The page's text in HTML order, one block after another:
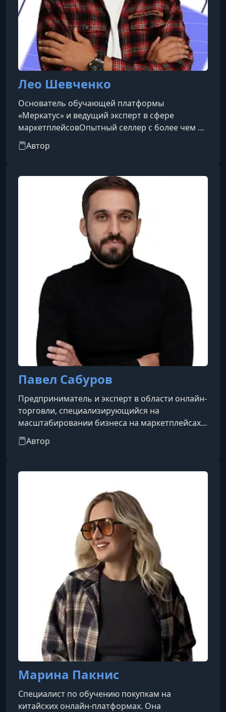
Лео Шевченко
Основатель обучающей платформы
«Меркатус» и ведущий эксперт в сфере
маркетплейсовОпытный селлер с более чем 2
000 000 проданных товаровРаботает на
маркетплейсах с 2016 годаВладелец трех
четырех маркетплейсахТехнологический
партнер Wildberries, амбассадор Ozon и Яндекс
МаркетАвтор крупнейшего YouTube-канала о
маркетплейсах с аудиторией более 400 000
Автор
Павел Сабуров
Предприниматель и эксперт в области онлайн-
торговли, специализирующийся на
масштабировании бизнеса на маркетплейсах.
Он является официальным партнёром таких
платформ, как Wildberries, Ozon и Яндекс
промышленной палаты РФ и спикером
развития РФ. Павел руководит агентством
SellerCenter, которое оказывает поддержку
поставщикам, и проводит обучающие
программы для предпринимателей, ст
Автор
Марина Пакнис
Специалист по обучению покупкам на
китайских онлайн-платформах. Она